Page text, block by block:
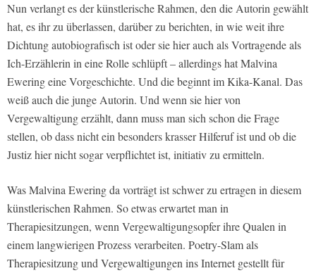
Nun verlangt es der künstlerische Rahmen, den die Autorin gewählt
hat, es ihr zu überlassen, darüber zu berichten, in wie weit ihre
Dichtung autobiografisch ist oder sie hier auch als Vortragende als
Ich-Erzählerin in eine Rolle schlüpft – allerdings hat Malvina
Ewering eine Vorgeschichte. Und die beginnt im Kika-Kanal. Das
weiß auch die junge Autorin. Und wenn sie hier von
Vergewaltigung erzählt, dann muss man sich schon die Frage
stellen, ob dass nicht ein besonders krasser Hilferuf ist und ob die
Justiz hier nicht sogar verpflichtet ist, initiativ zu ermitteln.
Was Malvina Ewering da vorträgt ist schwer zu ertragen in diesem
künstlerischen Rahmen. So etwas erwartet man in
Therapiesitzungen, wenn Vergewaltigungsopfer ihre Qualen in
einem langwierigen Prozess verarbeiten. Poetry-Slam als
Therapiesitzung und Vergewaltigungen ins Internet gestellt für